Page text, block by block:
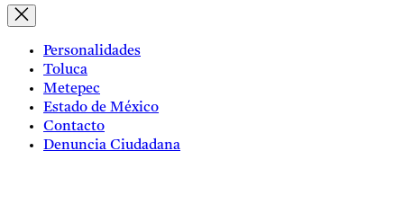
Personalidades
Toluca
Metepec
Estado de México
Contacto
Denuncia Ciudadana